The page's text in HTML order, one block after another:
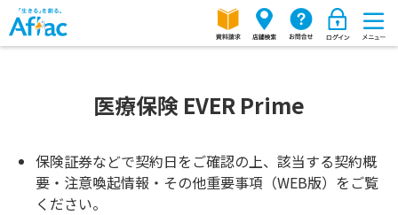
医療保険 EVER Prime
保険証券などで契約日をご確認の上、該当する契約概
要・注意喚起情報・その他重要事項（WEB版）をご覧
ください。